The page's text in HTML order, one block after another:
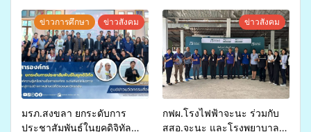
สุขภาพแก่ประชาชนในพื้นที่
อำเภอจะนะ
จ่ายงบกองทุนสุขภาพตำบล
รองรับการจัดบริการพาหนะรับ
ส่งผู้ทุพพลภาพเพื่อเข้ารับ
บริการสาธารณสุข ลดความ
เหลื่อมล้ำ ยกระดับคุณภาพ
ชีวิตประชาชนอย่างยั่งยืน
ข่าวการศึกษา ข่าวสังคม
มรภ.สงขลา ยกระดับการ
ประชาสัมพันธ์ในยุคดิจิทัล
ข่าวสังคม
กฟผ.โรงไฟฟ้าจะนะ ร่วมกับ
สสอ.จะนะ และโรงพยาบาล